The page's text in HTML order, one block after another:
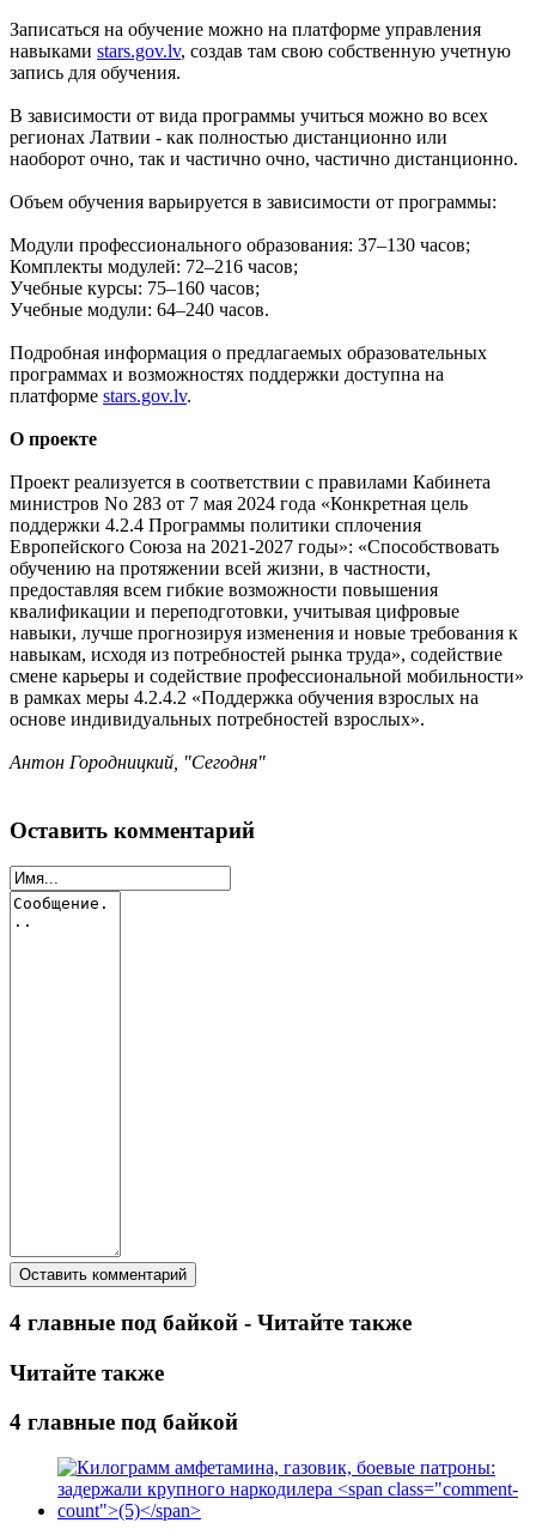
Записаться на обучение можно на платформе управления
навыками stars.gov.lv, создав там свою собственную учетную
запись для обучения.
В зависимости от вида программы учиться можно во всех
регионах Латвии - как полностью дистанционно или
наоборот очно, так и частично очно, частично дистанционно.
Объем обучения варьируется в зависимости от программы:
Модули профессионального образования: 37–130 часов;
Комплекты модулей: 72–216 часов;
Учебные курсы: 75–160 часов;
Учебные модули: 64–240 часов.
Подробная информация о предлагаемых образовательных
программах и возможностях поддержки доступна на
платформе stars.gov.lv.
О проекте
Проект реализуется в соответствии с правилами Кабинета
министров No 283 от 7 мая 2024 года «Конкретная цель
поддержки 4.2.4 Программы политики сплочения
Европейского Союза на 2021-2027 годы»: «Способствовать
обучению на протяжении всей жизни, в частности,
предоставляя всем гибкие возможности повышения
квалификации и переподготовки, учитывая цифровые
навыки, лучше прогнозируя изменения и новые требования к
навыкам, исходя из потребностей рынка труда», содействие
смене карьеры и содействие профессиональной мобильности»
в рамках меры 4.2.4.2 «Поддержка обучения взрослых на
основе индивидуальных потребностей взрослых».
Антон Городницкий, "Сегодня"
Оставить комментарий
4 главные под байкой - Читайте также
Читайте также
4 главные под байкой